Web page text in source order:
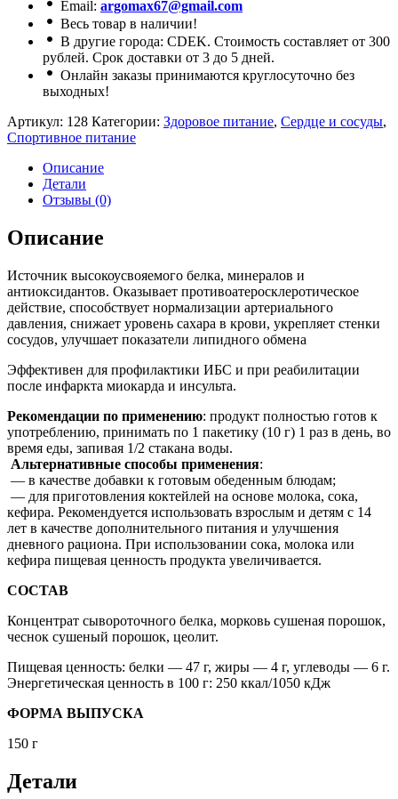
Email: argomax67@gmail.com
Весь товар в наличии!
В другие города: CDEK. Стоимость составляет от 300
рублей. Срок доставки от 3 до 5 дней.
Онлайн заказы принимаются круглосуточно без
выходных!
Артикул: 128 Категории: Здоровое питание, Сердце и сосуды,
Спортивное питание
Описание
Детали
Отзывы (0)
Описание
Источник высокоусвояемого белка, минералов и
антиоксидантов. Оказывает противоатеросклеротическое
действие, способствует нормализации артериального
давления, снижает уровень сахара в крови, укрепляет стенки
сосудов, улучшает показатели липидного обмена
Эффективен для профилактики ИБС и при реабилитации
после инфаркта миокарда и инсульта.
Рекомендации по применению: продукт полностью готов к
употреблению, принимать по 1 пакетику (10 г) 1 раз в день, во
время еды, запивая 1/2 стакана воды.
Альтернативные способы применения:
— в качестве добавки к готовым обеденным блюдам;
— для приготовления коктейлей на основе молока, сока,
кефира. Рекомендуется использовать взрослым и детям с 14
лет в качестве дополнительного питания и улучшения
дневного рациона. При использовании сока, молока или
кефира пищевая ценность продукта увеличивается.
СОСТАВ
Концентрат сывороточного белка, морковь сушеная порошок,
чеснок сушеный порошок, цеолит.
Пищевая ценность: белки — 47 г, жиры — 4 г, углеводы — 6 г.
Энергетическая ценность в 100 г: 250 ккал/1050 кДж
ФОРМА ВЫПУСКА
150 г
Детали